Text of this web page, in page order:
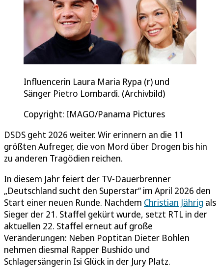
Influencerin Laura Maria Rypa (r) und
Sänger Pietro Lombardi. (Archivbild)
Copyright: IMAGO/Panama Pictures
DSDS geht 2026 weiter. Wir erinnern an die 11
größten Aufreger, die von Mord über Drogen bis hin
zu anderen Tragödien reichen.
In diesem Jahr feiert der TV-Dauerbrenner
„Deutschland sucht den Superstar“ im April 2026 den
Start einer neuen Runde. Nachdem Christian Jährig als
Sieger der 21. Staffel gekürt wurde, setzt RTL in der
aktuellen 22. Staffel erneut auf große
Veränderungen: Neben Poptitan Dieter Bohlen
nehmen diesmal Rapper Bushido und
Schlagersängerin Isi Glück in der Jury Platz.